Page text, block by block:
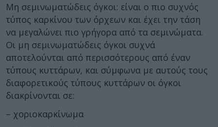
Μη σεμινωματώδεις όγκοι: είναι ο πιο συχνός
τύπος καρκίνου των όρχεων και έχει την τάση
να μεγαλώνει πιο γρήγορα από τα σεμινώματα.
Οι μη σεμινωματώδεις όγκοι συχνά
αποτελούνται από περισσότερους από έναν
τύπους κυττάρων, και σύμφωνα με αυτούς τους
διαφορετικούς τύπους κυττάρων οι όγκοι
διακρίνονται σε:
– χοριοκαρκίνωμα